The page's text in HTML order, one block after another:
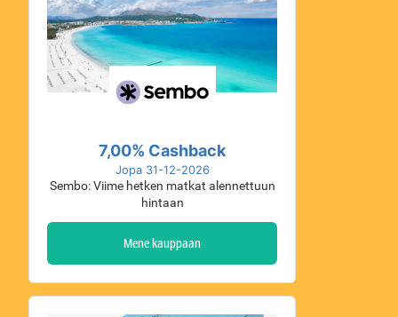
7,00% Cashback
Jopa 31-12-2026
Sembo: Viime hetken matkat alennettuun
hintaan
Mene kauppaan